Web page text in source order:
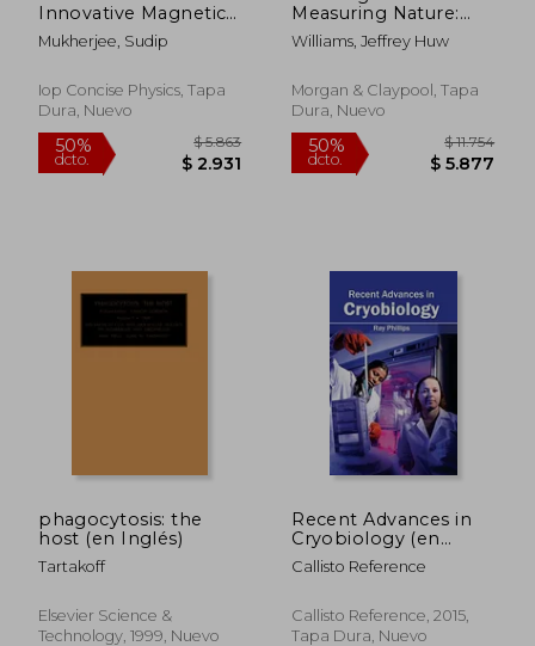
50%
dcto.
50%
dcto.
Innovative Magnetic
Nanomaterials for
Cancer Theranostics
Mukherjee, Sudip
Iop Concise Physics, Tapa
Dura, Nuevo
Measuring Nature:
The Make of All
Things (en Inglés)
Williams, Jeffrey Huw
Morgan & Claypool, Tapa
Dura, Nuevo
phagocytosis: the
host (en Inglés)
Tartakoff
Elsevier Science &
Technology, 1999, Nuevo
Recent Advances in
Cryobiology (en
Inglés)
Callisto Reference
Callisto Reference, 2015,
Tapa Dura, Nuevo